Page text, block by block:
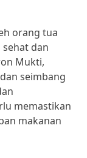
orang tua
dan
Mukti,
seimbang
memastikan
makanan